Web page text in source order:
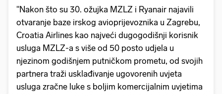
"Nakon što su 30. ožujka MZLZ i Ryanair najavili
otvaranje baze irskog avioprijevoznika u Zagrebu,
Croatia Airlines kao najveći dugogodišnji korisnik
usluga MZLZ-a s više od 50 posto udjela u
njezinom godišnjem putničkom prometu, od svojih
partnera traži usklađivanje ugovorenih uvjeta
usluga zračne luke s boljim komercijalnim uvjetima